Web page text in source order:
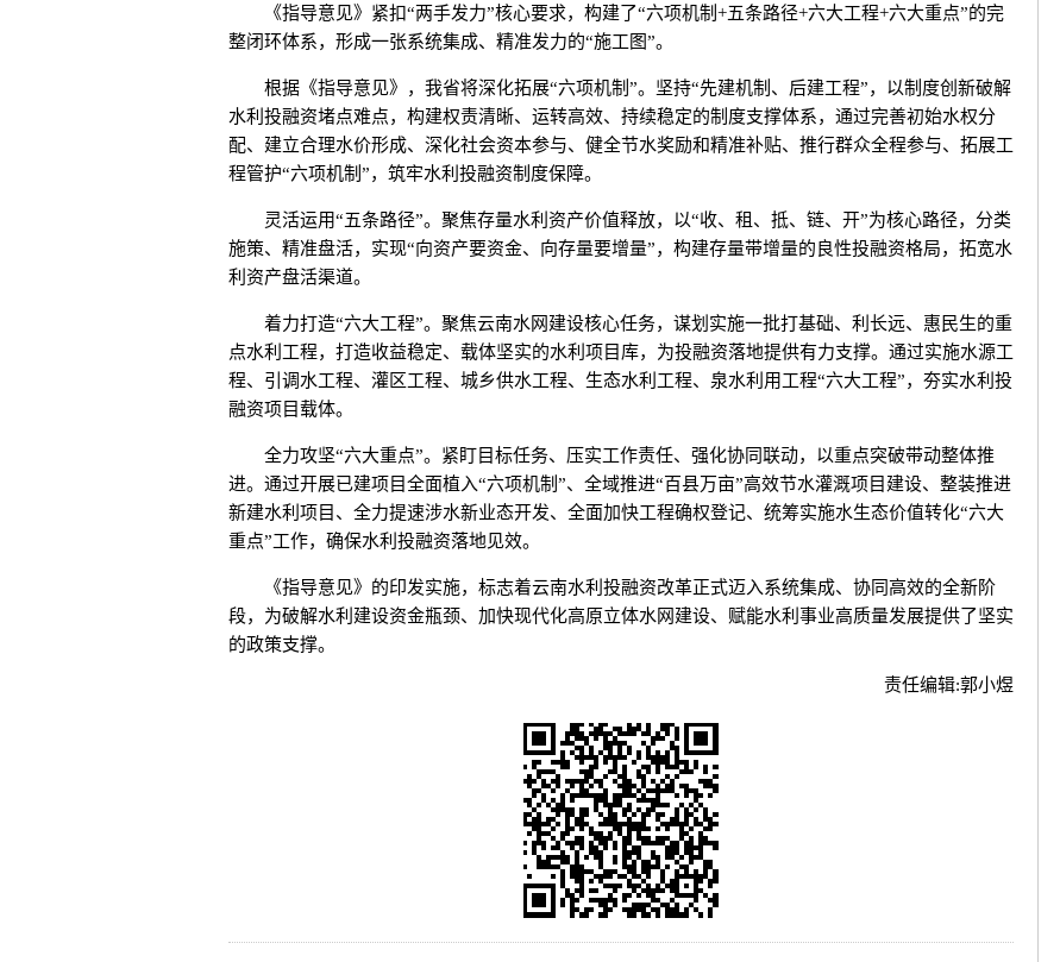
《指导意见》紧扣“两手发力”核心要求，构建了“六项机制+五条路径+六大工程+六大重点”的完
整闭环体系，形成一张系统集成、精准发力的“施工图”。
根据《指导意见》，我省将深化拓展“六项机制”。坚持“先建机制、后建工程”，以制度创新破解
水利投融资堵点难点，构建权责清晰、运转高效、持续稳定的制度支撑体系，通过完善初始水权分
配、建立合理水价形成、深化社会资本参与、健全节水奖励和精准补贴、推行群众全程参与、拓展工
程管护“六项机制”，筑牢水利投融资制度保障。
灵活运用“五条路径”。聚焦存量水利资产价值释放，以“收、租、抵、链、开”为核心路径，分类
施策、精准盘活，实现“向资产要资金、向存量要增量”，构建存量带增量的良性投融资格局，拓宽水
利资产盘活渠道。
着力打造“六大工程”。聚焦云南水网建设核心任务，谋划实施一批打基础、利长远、惠民生的重
点水利工程，打造收益稳定、载体坚实的水利项目库，为投融资落地提供有力支撑。通过实施水源工
程、引调水工程、灌区工程、城乡供水工程、生态水利工程、泉水利用工程“六大工程”，夯实水利投
融资项目载体。
全力攻坚“六大重点”。紧盯目标任务、压实工作责任、强化协同联动，以重点突破带动整体推
进。通过开展已建项目全面植入“六项机制”、全域推进“百县万亩”高效节水灌溉项目建设、整装推进
新建水利项目、全力提速涉水新业态开发、全面加快工程确权登记、统筹实施水生态价值转化“六大
重点”工作，确保水利投融资落地见效。
《指导意见》的印发实施，标志着云南水利投融资改革正式迈入系统集成、协同高效的全新阶
段，为破解水利建设资金瓶颈、加快现代化高原立体水网建设、赋能水利事业高质量发展提供了坚实
的政策支撑。
责任编辑:郭小煜